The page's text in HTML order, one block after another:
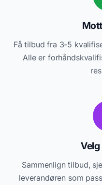
Få tilbud fra 3-5
Alle er
Sammenlign tilbud,
leverandøren som